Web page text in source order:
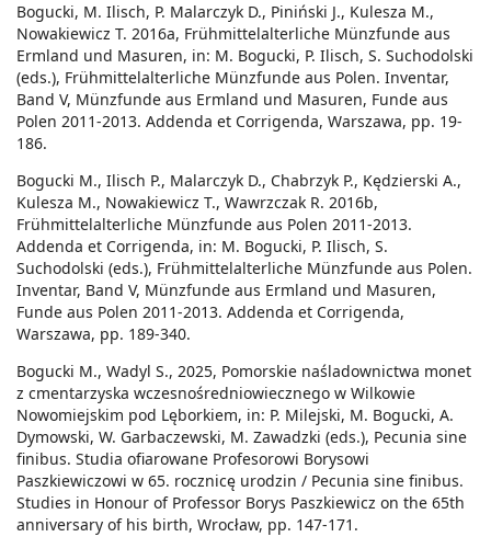
Bogucki, M. Ilisch, P. Malarczyk D., Piniński J., Kulesza M.,
Nowakiewicz T. 2016a, Frühmittelalterliche Münzfunde aus
Ermland und Masuren, in: M. Bogucki, P. Ilisch, S. Suchodolski
(eds.), Frühmittelalterliche Münzfunde aus Polen. Inventar,
Band V, Münzfunde aus Ermland und Masuren, Funde aus
Polen 2011-2013. Addenda et Corrigenda, Warszawa, pp. 19-
186.
Bogucki M., Ilisch P., Malarczyk D., Chabrzyk P., Kędzierski A.,
Kulesza M., Nowakiewicz T., Wawrzczak R. 2016b,
Frühmittelalterliche Münzfunde aus Polen 2011-2013.
Addenda et Corrigenda, in: M. Bogucki, P. Ilisch, S.
Suchodolski (eds.), Frühmittelalterliche Münzfunde aus Polen.
Inventar, Band V, Münzfunde aus Ermland und Masuren,
Funde aus Polen 2011-2013. Addenda et Corrigenda,
Warszawa, pp. 189-340.
Bogucki M., Wadyl S., 2025, Pomorskie naśladownictwa monet
z cmentarzyska wczesnośredniowiecznego w Wilkowie
Nowomiejskim pod Lęborkiem, in: P. Milejski, M. Bogucki, A.
Dymowski, W. Garbaczewski, M. Zawadzki (eds.), Pecunia sine
finibus. Studia ofiarowane Profesorowi Borysowi
Paszkiewiczowi w 65. rocznicę urodzin / Pecunia sine finibus.
Studies in Honour of Professor Borys Paszkiewicz on the 65th
anniversary of his birth, Wrocław, pp. 147-171.